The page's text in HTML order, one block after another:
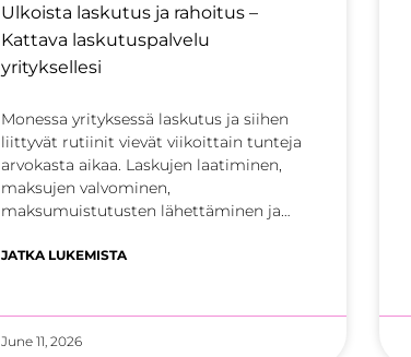
Ulkoista laskutus ja rahoitus –
Kattava laskutuspalvelu
yrityksellesi
Monessa yrityksessä laskutus ja siihen
liittyvät rutiinit vievät viikoittain tunteja
arvokasta aikaa. Laskujen laatiminen,
maksujen valvominen,
maksumuistutusten lähettäminen ja
ovat kriittisiä liiketoiminnan
JATKA LUKEMISTA
June 11, 2026